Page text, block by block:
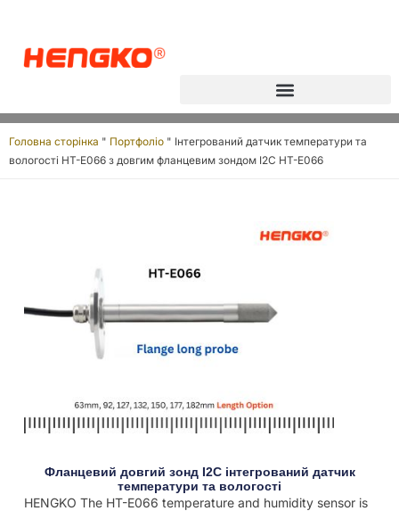
Головна сторінка " Портфоліо " Інтегрований датчик температури та
вологості HT-E066 з довгим фланцевим зондом I2C HT-E066
Фланцевий довгий зонд I2C інтегрований датчик
температури та вологості
HENGKO The HT-E066 temperature and humidity sensor is